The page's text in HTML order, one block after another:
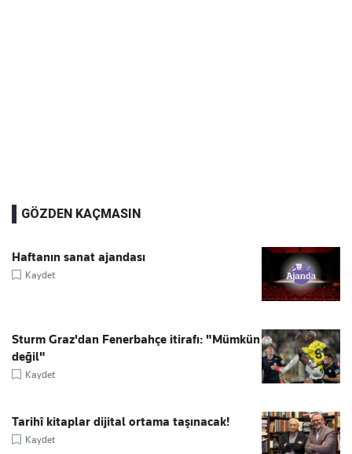
GÖZDEN KAÇMASIN
Haftanın sanat ajandası
Kaydet
Sturm Graz'dan Fenerbahçe itirafı: "Mümkün
değil"
Kaydet
Tarihî kitaplar dijital ortama taşınacak!
Kaydet